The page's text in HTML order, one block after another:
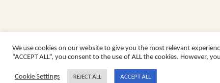
We use cookies on our website to give you the most relevant
“ACCEPT ALL”, you consent to the use of ALL the cookies. However,
Cookie Settings REJECT ALL ACCEPT ALL